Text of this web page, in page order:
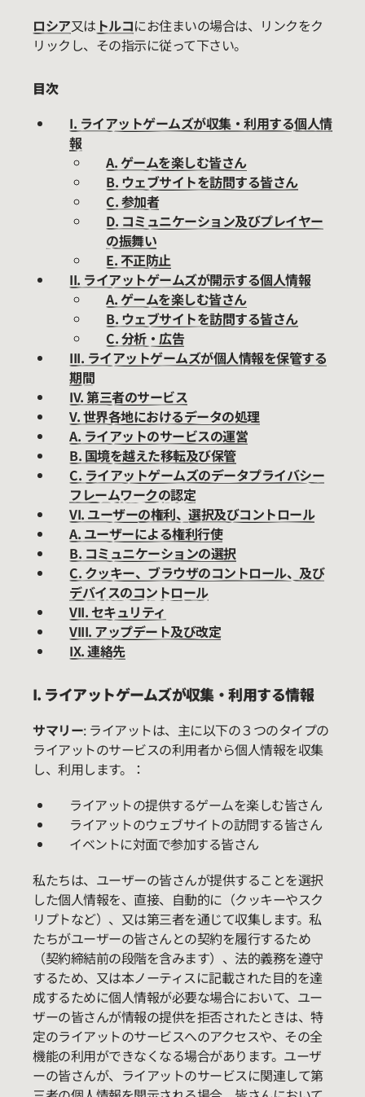
ロシア又は トルコにお住まいの場合は、リンクをク
リックし、その指示に従って下さい。
目次
I. ライアットゲームズが収集・利用する個人情
報
A. ゲームを楽しむ皆さん
B. ウェブサイトを訪問する皆さん
C. 参加者
D. コミュニケーション及びプレイヤー
の振舞い
E. 不正防止
II. ライアットゲームズが開示する個人情報
A. ゲームを楽しむ皆さん
B. ウェブサイトを訪問する皆さん
C. 分析・広告
III. ライアットゲームズが個人情報を保管する
期間
IV. 第三者のサービス
V. 世界各地におけるデータの処理
A. ライアットのサービスの運営
B. 国境を越えた移転及び保管
C. ライアットゲームズのデータプライバシー
フレームワークの認定
VI. ユーザーの権利、選択及びコントロール
A. ユーザーによる権利行使
B. コミュニケーションの選択
C. クッキー、ブラウザのコントロール、及び
デバイスのコントロール
VII. セキュリティ
VIII. アップデート及び改定
IX. 連絡先
I. ライアットゲームズが収集・利用する情報
サマリー: ライアットは、主に以下の３つのタイプの
ライアットのサービスの利用者から個人情報を収集
し、利用します。：
ライアットの提供するゲームを楽しむ皆さん
ライアットのウェブサイトの訪問する皆さん
イベントに対面で参加する皆さん
私たちは、ユーザーの皆さんが提供することを選択
した個人情報を、直接、自動的に（クッキーやスク
リプトなど）、又は第三者を通じて収集します。私
たちがユーザーの皆さんとの契約を履行するため
（契約締結前の段階を含みます）、法的義務を遵守
するため、又は本ノーティスに記載された目的を達
成するために個人情報が必要な場合において、ユー
ザーの皆さんが情報の提供を拒否されたときは、特
定のライアットのサービスへのアクセスや、その全
機能の利用ができなくなる場合があります。ユーザ
ーの皆さんが、ライアットのサービスに関連して第